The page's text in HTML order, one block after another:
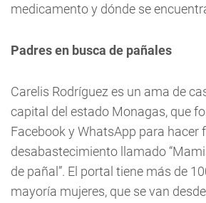
medicamento y dónde se
Padres en busca de pañales
Carelis Rodríguez es un ama de
capital del estado Monagas, que
Facebook y WhatsApp para hacer
desabastecimiento llamado
de pañal”. El portal tiene más de
mayoría mujeres, que se van